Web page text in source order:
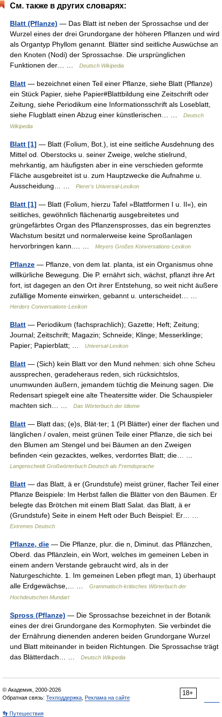
См. также в других словарях:
Blatt (Pflanze) — Das Blatt ist neben der Sprossachse und der
Wurzel eines der drei Grundorgane der höheren Pflanzen und wird
als Organtyp Phyllom genannt. Blätter sind seitliche Auswüchse an
den Knoten (Nodi) der Sprossachse. Die ursprünglichen
Funktionen der… …
Deutsch Wikipedia
Blatt — bezeichnet einen Teil einer Pflanze, siehe Blatt (Pflanze)
ein Stück Papier, siehe Papier#Blattbildung eine Zeitschrift oder
Zeitung, siehe Periodikum eine Informationsschrift als Loseblatt,
siehe Flugblatt einen Abzug einer künstlerischen… …
Deutsch
Wikipedia
Blatt [1] — Blatt (Folium, Bot.), ist eine seitliche Ausdehnung des
Mittel od. Oberstocks u. seiner Zweige, welche stielrund,
mehrkantig, am häufigsten aber in eine verschieden geformte
Fläche ausgebreitet ist u. zum Hauptzwecke die Aufnahme u.
Ausscheidung… …
Pierer's Universal-Lexikon
Blatt [1] — Blatt (Folium, hierzu Tafel »Blattformen I u. II«), ein
seitliches, gewöhnlich flächenartig ausgebreitetes und
grüngefärbtes Organ des Pflanzensprosses, das ein begrenztes
Wachstum besitzt und normalerweise keine Sproßanlagen
hervorbringen kann.… …
Meyers Großes Konversations-Lexikon
Pflanze — Pflanze, von dem lat. planta, ist ein Organismus ohne
willkürliche Bewegung. Die P. ernährt sich, wächst, pflanzt ihre Art
fort, ist dagegen an den Ort ihrer Entstehung, so weit nicht äußere
zufällige Momente einwirken, gebannt u. unterscheidet… …
Herders Conversations-Lexikon
Blatt — Periodikum (fachsprachlich); Gazette; Heft; Zeitung;
Journal; Zeitschrift; Magazin; Schneide; Klinge; Messerklinge;
Papier; Papierblatt; …
Universal-Lexikon
Blatt — (Sich) kein Blatt vor den Mund nehmen: sich ohne Scheu
aussprechen, geradeheraus reden, sich rücksichtslos,
unumwunden äußern, jemandem tüchtig die Meinung sagen. Die
Redensart spiegelt eine alte Theatersitte wider. Die Schauspieler
machten sich… …
Das Wörterbuch der Idiome
Blatt — Blạtt das; (e)s, Blät·ter; 1 (Pl Blätter) einer der flachen und
länglichen / ovalen, meist grünen Teile einer Pflanze, die sich bei
den Blumen am Stengel und bei Bäumen an den Zweigen
befinden <ein gezacktes, welkes, verdorrtes Blatt; die… …
Langenscheidt Großwörterbuch Deutsch als Fremdsprache
Blatt — das Blatt, ä er (Grundstufe) meist grüner, flacher Teil einer
Pflanze Beispiele: Im Herbst fallen die Blätter von den Bäumen. Er
belegte das Brötchen mit einem Blatt Salat. das Blatt, ä er
(Grundstufe) Seite in einem Heft oder Buch Beispiel: Er… …
Extremes Deutsch
Pflanze, die — Die Pflanze, plur. die n, Diminut. das Pflänzchen,
Oberd. das Pflänzlein, ein Wort, welches im gemeinen Leben in
einem andern Verstande gebraucht wird, als in der
Naturgeschichte. 1. Im gemeinen Leben pflegt man, 1) überhaupt
alle Erdgewächse,… …
Grammatisch-kritisches Wörterbuch der
Hochdeutschen Mundart
Spross (Pflanze) — Die Sprossachse bezeichnet in der Botanik
eines der drei Grundorgane des Kormophyten. Sie verbindet die
der Ernährung dienenden anderen beiden Grundorgane Wurzel
und Blatt miteinander in beiden Richtungen. Die Sprossachse trägt
das Blätterdach… …
Deutsch Wikipedia
18+
© Академик, 2000-2026
Обратная связь: Техподдержка Реклама на сайте
👣 Путешествия